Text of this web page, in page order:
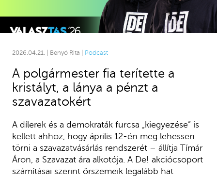
2026.04.21. | Benyó Rita | Podcast
A polgármester fia terítette a
kristályt, a lánya a pénzt a
szavazatokért
A dílerek és a demokraták furcsa „kiegyezése” is
kellett ahhoz, hogy április 12-én meg lehessen
törni a szavazatvásárlás rendszerét – állítja Tímár
Áron, a Szavazat ára alkotója. A De! akciócsoport
számításai szerint őrszemeik legalább hat